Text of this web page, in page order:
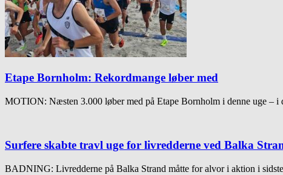
Etape Bornholm: Rekordmange løber med
MOTION: Næsten 3.000 løber med på Etape Bornholm i denne uge
Surfere skabte travl uge for livredderne ved Balka
BADNING: Livredderne på Balka Strand måtte for alvor i aktion i